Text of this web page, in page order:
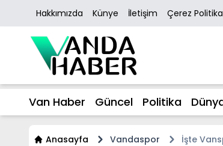
Hakkımızda Künye İletişim Çerez
Van Haber Güncel Politika
Anasayfa Vandaspor İşte